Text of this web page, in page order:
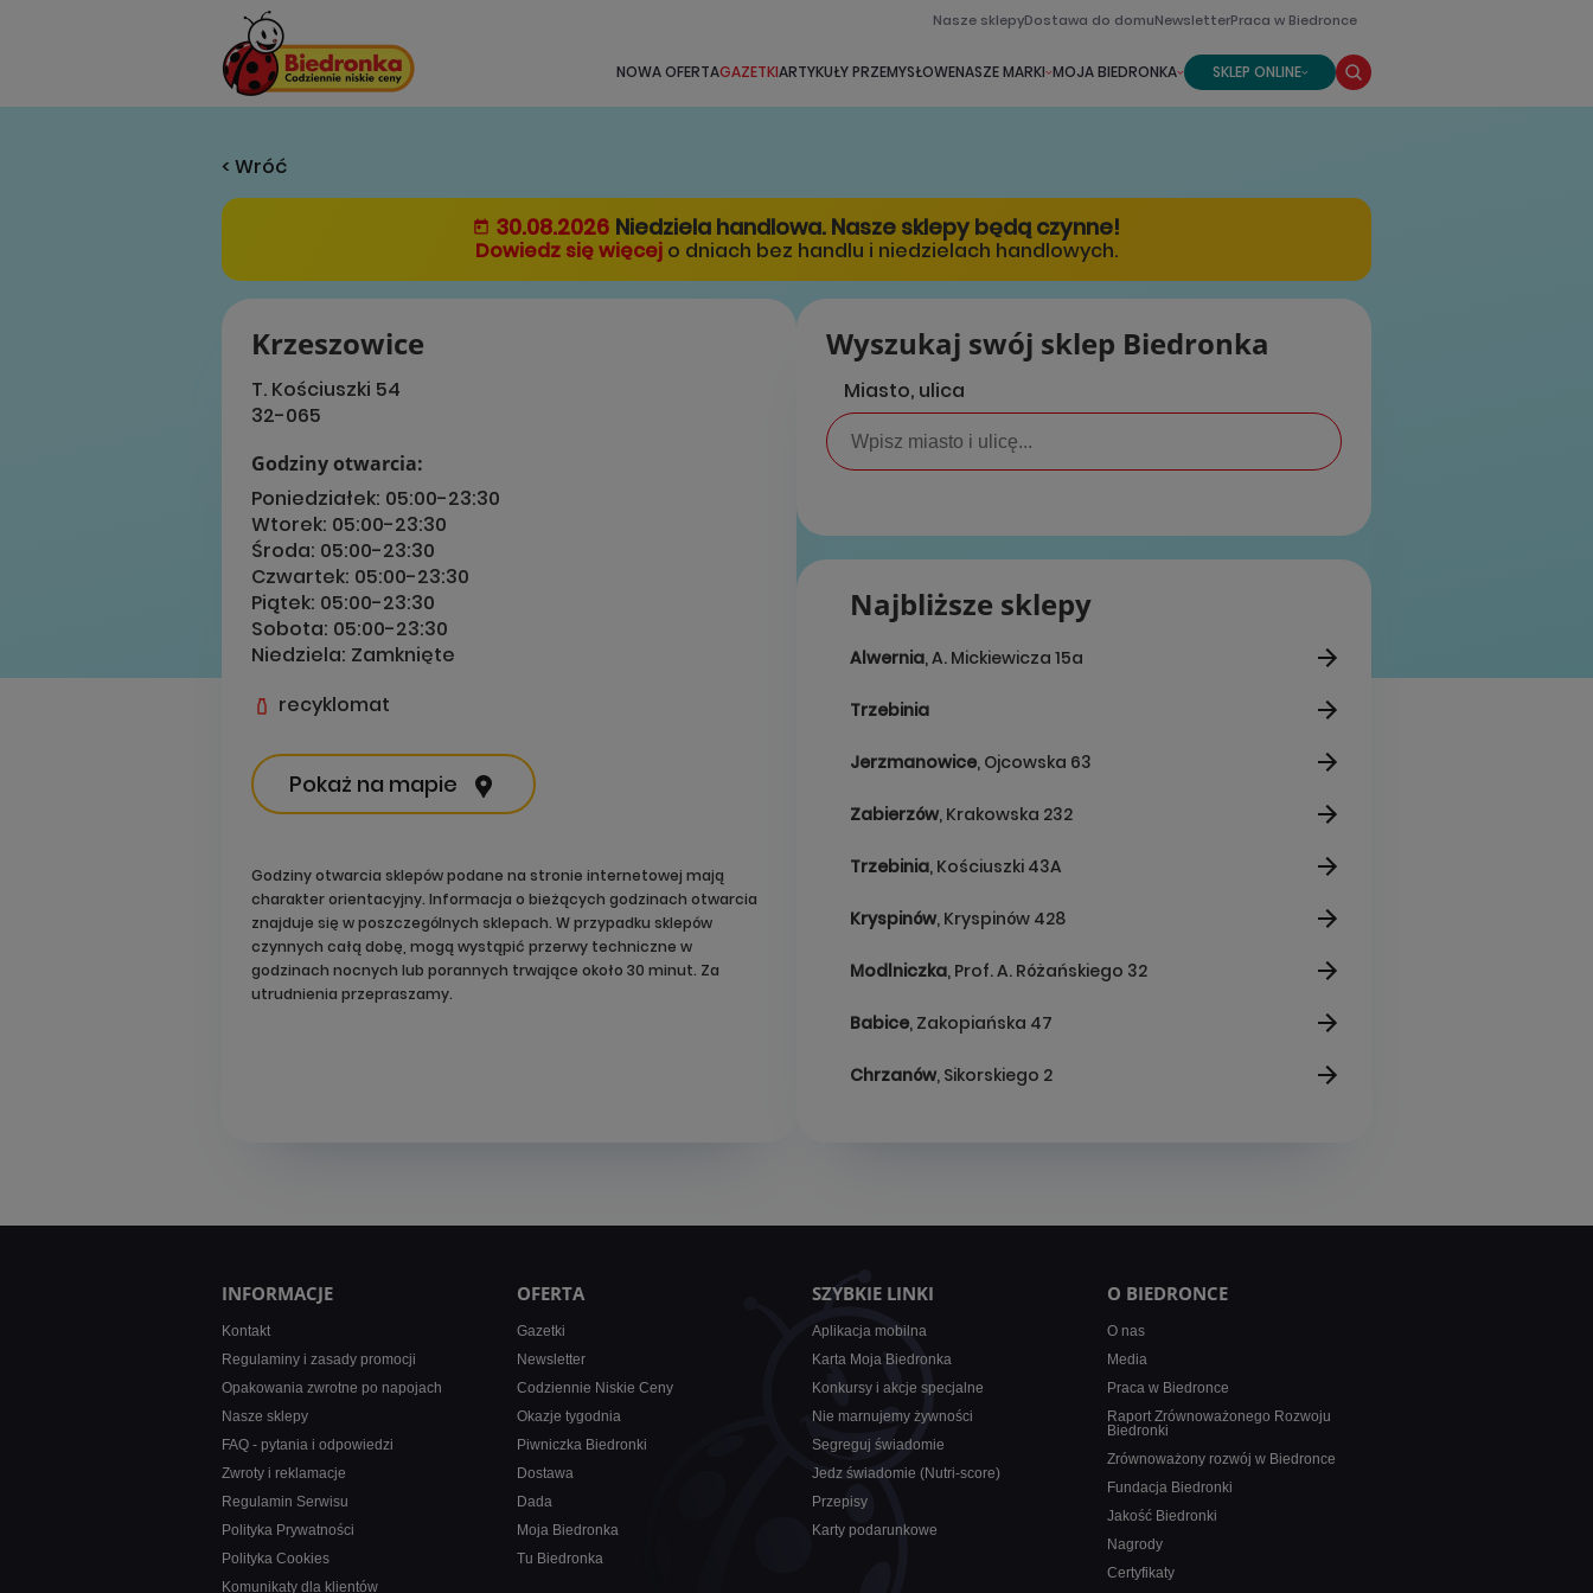
Nasze sklepyDostawa do domuNewsletterPraca w Biedronce
NOWA OFERTAGAZETKIARTYKUŁY PRZEMYSŁOWENASZE MARKI MOJA BIEDRONKA SKLEP ONLINE
< Wróć
30.08.2026 Niedziela handlowa. Nasze sklepy będą czynne!
Dowiedz się więcej o dniach bez handlu i niedzielach handlowych.
Krzeszowice
T. Kościuszki 54
32-065
Godziny otwarcia:
Poniedziałek: 05:00-23:30
Wtorek: 05:00-23:30
Środa: 05:00-23:30
Czwartek: 05:00-23:30
Piątek: 05:00-23:30
Sobota: 05:00-23:30
Niedziela: Zamknięte
recyklomat
Pokaż na mapie
Godziny otwarcia sklepów podane na stronie internetowej mają
charakter orientacyjny. Informacja o bieżących godzinach otwarcia
znajduje się w poszczególnych sklepach. W przypadku sklepów
czynnych całą dobę, mogą wystąpić przerwy techniczne w
godzinach nocnych lub porannych trwające około 30 minut. Za
utrudnienia przepraszamy.
Wyszukaj swój sklep Biedronka
Miasto, ulica
Najbliższe sklepy
Alwernia, A. Mickiewicza 15a
Trzebinia
Jerzmanowice, Ojcowska 63
Zabierzów, Krakowska 232
Trzebinia, Kościuszki 43A
Kryspinów, Kryspinów 428
Modlniczka, Prof. A. Różańskiego 32
Babice, Zakopiańska 47
Chrzanów, Sikorskiego 2
INFORMACJE
Kontakt
Regulaminy i zasady promocji
Opakowania zwrotne po napojach
Nasze sklepy
FAQ - pytania i odpowiedzi
Zwroty i reklamacje
Regulamin Serwisu
Polityka Prywatności
Polityka Cookies
Komunikaty dla klientów
OFERTA
Gazetki
Newsletter
Codziennie Niskie Ceny
Okazje tygodnia
Piwniczka Biedronki
Dostawa
Dada
Moja Biedronka
Tu Biedronka
SZYBKIE LINKI
Aplikacja mobilna
Karta Moja Biedronka
Konkursy i akcje specjalne
Nie marnujemy żywności
Segreguj świadomie
Jedz świadomie (Nutri-score)
Przepisy
Karty podarunkowe
O BIEDRONCE
O nas
Media
Praca w Biedronce
Raport Zrównoważonego Rozwoju
Biedronki
Zrównoważony rozwój w Biedronce
Fundacja Biedronki
Jakość Biedronki
Nagrody
Certyfikaty